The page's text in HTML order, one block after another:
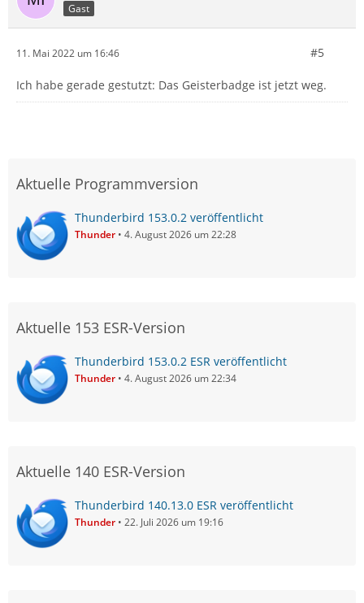
Gast
11. Mai 2022 um 16:46 #5
Ich habe gerade gestutzt: Das Geisterbadge ist jetzt weg.
Aktuelle Programmversion
Thunderbird 153.0.2 veröffentlicht
Thunder 4. August 2026 um 22:28
Aktuelle 153 ESR-Version
Thunderbird 153.0.2 ESR veröffentlicht
Thunder 4. August 2026 um 22:34
Aktuelle 140 ESR-Version
Thunderbird 140.13.0 ESR veröffentlicht
Thunder 22. Juli 2026 um 19:16